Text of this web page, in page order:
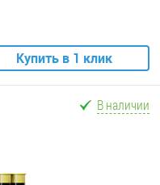
Купить в 1 клик
В наличии